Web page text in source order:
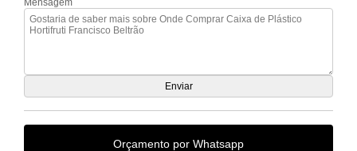
Mensagem
Orçamento por Whatsapp